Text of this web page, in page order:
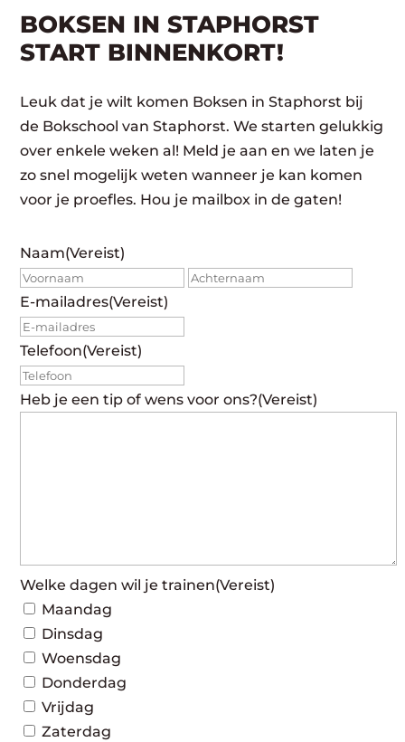
BOKSEN IN STAPHORST
START BINNENKORT!
Leuk dat je wilt komen Boksen in Staphorst bij
de Bokschool van Staphorst. We starten gelukkig
over enkele weken al! Meld je aan en we laten je
zo snel mogelijk weten wanneer je kan komen
voor je proefles. Hou je mailbox in de gaten!
Naam(Vereist)
Voornaam
E-mailadres(Vereist)
Telefoon(Vereist)
Heb je een tip of wens voor ons?(Vereist)
Welke dagen wil je trainen(Vereist)
Maandag
Dinsdag
Woensdag
Donderdag
Vrijdag
Zaterdag